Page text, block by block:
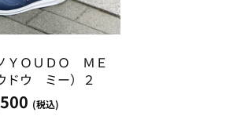
ＹＯＵＤＯ ＭＥ
ドウ ミー）２
(税込)